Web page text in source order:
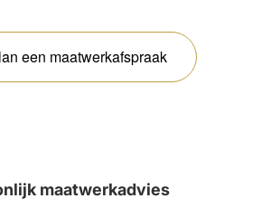
een maatwerkafspraak
maatwerkadvies